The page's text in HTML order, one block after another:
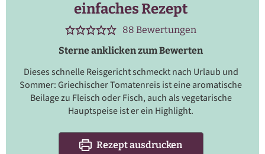
einfaches Rezept
88 Bewertungen
Sterne anklicken zum Bewerten
Dieses schnelle Reisgericht schmeckt nach Urlaub und
Sommer: Griechischer Tomatenreis ist eine aromatische
Beilage zu Fleisch oder Fisch, auch als vegetarische
Hauptspeise ist er ein Highlight.
Rezept ausdrucken